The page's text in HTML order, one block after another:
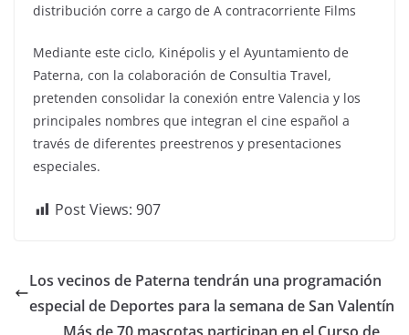
distribución corre a cargo de A contracorriente Films
Mediante este ciclo, Kinépolis y el Ayuntamiento de
Paterna, con la colaboración de Consultia Travel,
pretenden consolidar la conexión entre Valencia y los
principales nombres que integran el cine español a
través de diferentes preestrenos y presentaciones
especiales.
Post Views: 907
Los vecinos de Paterna tendrán una programación
especial de Deportes para la semana de San Valentín